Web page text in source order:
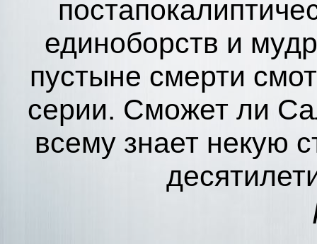
единоборств и
пустыне смерти
серии. Сможет ли
всему знает некую